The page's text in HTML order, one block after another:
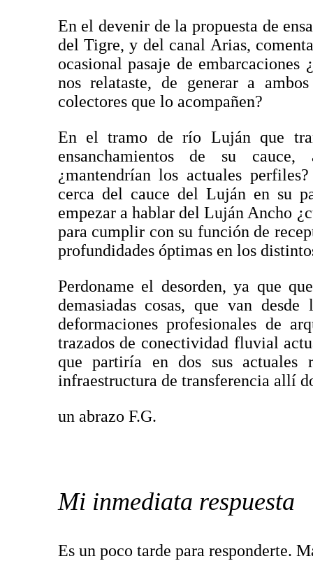
En el devenir de la propuesta de
del Tigre, y del canal Arias,
ocasional pasaje de
nos relataste, de generar a
colectores que lo acompañen?
En el tramo de río Luján que
ensanchamientos de su
¿mantendrían los actuales
cerca del cauce del Luján en su
empezar a hablar del Luján Ancho
para cumplir con su función de
profundidades óptimas en los
Perdoname el desorden, ya que
demasiadas cosas, que van desde
deformaciones profesionales de
trazados de conectividad fluvial
que partiría en dos sus actuales
infraestructura de transferencia allí
un abrazo F.G.
Mi inmediata respuesta
Es un poco tarde para responderte.